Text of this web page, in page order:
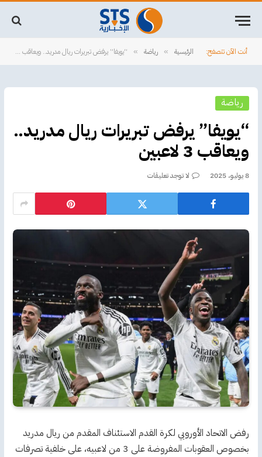
أنت الآن تتصفح: الرئيسية » رياضة » “يويفا” يرفض تبريرات ريال مدريد.. ويعاقب 3 لاعبين
رياضة
“يويفا” يرفض تبريرات ريال مدريد..
ويعاقب 3 لاعبين
8 يوليو، 2025 لا توجد تعليقات
رفض الاتحاد الأوروبي لكرة القدم الاستئناف المقدم من ريال مدريد
بخصوص العقوبات المفروضة على 3 من لاعبيه، على خلفية تصرفات